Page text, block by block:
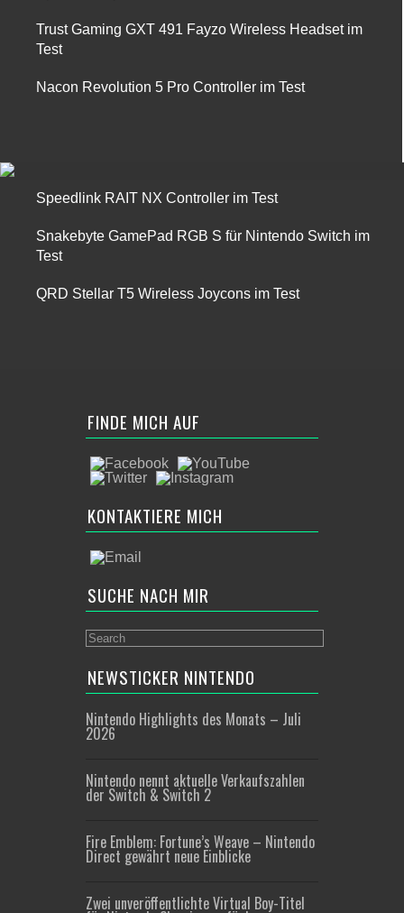
Trust Gaming GXT 491 Fayzo Wireless Headset im
Test
Nacon Revolution 5 Pro Controller im Test
Speedlink RAIT NX Controller im Test
Snakebyte GamePad RGB S für Nintendo Switch im
Test
QRD Stellar T5 Wireless Joycons im Test
FINDE MICH AUF
KONTAKTIERE MICH
SUCHE NACH MIR
NEWSTICKER NINTENDO
Nintendo Highlights des Monats – Juli
2026
Nintendo nennt aktuelle Verkaufszahlen
der Switch & Switch 2
Fire Emblem: Fortune’s Weave – Nintendo
Direct gewährt neue Einblicke
Zwei unveröffentlichte Virtual Boy-Titel